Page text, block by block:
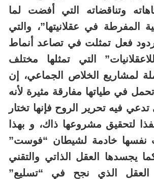
وتناقضاته التي أفضت لما
المفرطة في عقلانيتها”، والتي
فعل تمثلت في تصاعد أنماط
التي تمثلها مختلف
لمشاريع الخلاص الجماعي، إن
في طياتها مفارقة مثيرة لأنه
فيه تحرير الروح فإنها تختار
لتحقيق مشروعها ذاك، و بهذا
نفسها خادمة لشيطان “فوست”
يجسدها العقل الذاتي والتقني
العقل الذي نجح في “تسليع”